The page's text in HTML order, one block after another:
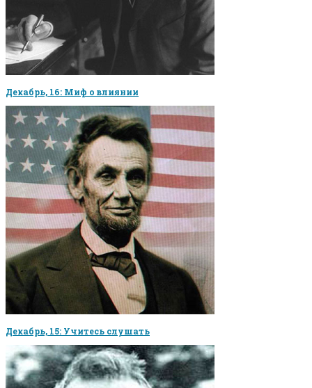
Декабрь, 16: Миф о влиянии
Декабрь, 15: Учитесь слушать